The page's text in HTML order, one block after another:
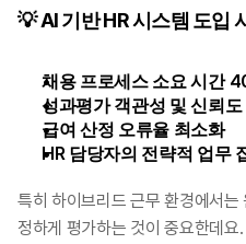
💡 AI 기반 HR 시스템 도입
채용 프로세스 소요 시간
성과평가 객관성 및 신뢰
급여 산정 오류율 최소화
HR 담당자의 전략적 업무
특히 하이브리드 근무 환경에서
정하게 평가하는 것이 중요한데